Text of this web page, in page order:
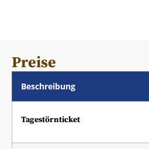
Preise
Beschreibung
Tagestörnticket